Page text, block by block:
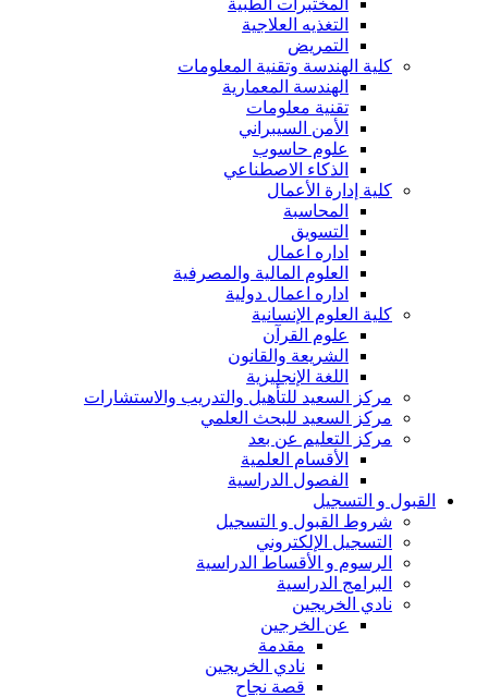
المختبرات الطبية
التغذيه العلاجية
التمريض
كلية الهندسة وتقنية المعلومات
الهندسة المعمارية
تقنية معلومات
الأمن السيبراني
علوم حاسوب
الذكاء الاصطناعي
كلية إدارة الأعمال
المحاسبة
التسويق
اداره اعمال
العلوم المالية والمصرفية
اداره اعمال دولية
كلية العلوم الإنسانية
علوم القرآن
الشريعة والقانون
اللغة الإنجليزية
مركز السعيد للتأهيل والتدريب والاستشارات
مركز السعيد للبحث العلمي
مركز التعليم عن بعد
الأقسام العلمية
الفصول الدراسية
القبول و التسجيل
شروط القبول و التسجيل
التسجيل الإلكتروني
الرسوم و الأقساط الدراسية
البرامج الدراسية
نادي الخريجين
عن الخرجين
مقدمة
نادي الخريجين
قصة نجاح